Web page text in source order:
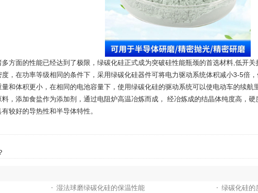
面的性能已经达到了极限，绿碳化硅正式成为突破硅性能瓶颈的首选材料,低开
，在功率等级相同的条件下，采用绿碳化硅器件可将电力驱动系统体积减小3-5倍
和体积更小，在相同的电池容量下，使用绿碳化硅的驱动系统可以使电动车的续
，添加食盐作为添加剂，通过电阻炉高温冶炼而成， 经冶炼成的结晶体纯度高，
好的导热性和半导体特性。
湿法球磨绿碳化硅的保温性能
绿碳化硅的